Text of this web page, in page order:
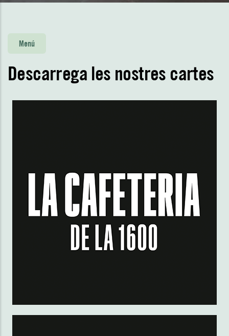
Menú
Descarrega les nostres cartes